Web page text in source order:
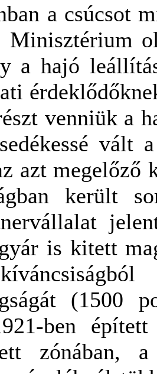
a csúcsot
Minisztérium
a hajó
venniük a
vált
azt megelőző
került
is kitett
(1500
ben
zónában,